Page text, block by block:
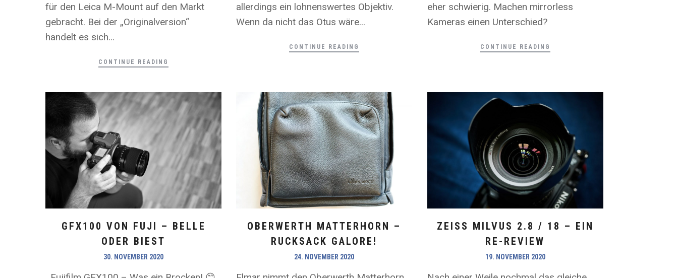
für den Leica M-Mount auf den Markt
gebracht. Bei der „Originalversion“
handelt es sich...
CONTINUE READING
allerdings ein lohnenswertes Objektiv.
Wenn da nicht das Otus wäre...
CONTINUE READING
eher schwierig. Machen mirrorless
Kameras einen Unterschied?
CONTINUE READING
GFX100 VON FUJI – BELLE
ODER BIEST
30. NOVEMBER 2020
OBERWERTH MATTERHORN –
RUCKSACK GALORE!
24. NOVEMBER 2020
ZEISS MILVUS 2.8 / 18 – EIN
RE-REVIEW
19. NOVEMBER 2020